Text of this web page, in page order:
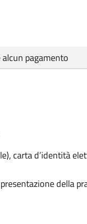
pagamento
carta d’identità
della